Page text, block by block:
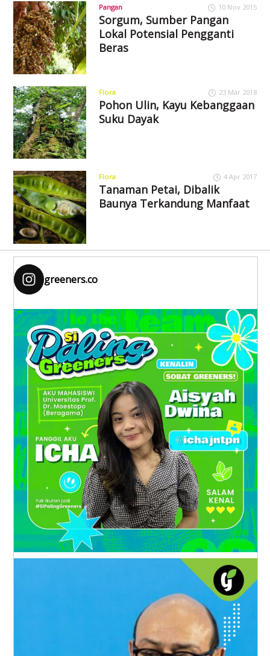
Pangan 10 Nov 2015
Sorgum, Sumber Pangan
Lokal Potensial Pengganti
Beras
Flora 23 Mar 2018
Pohon Ulin, Kayu Kebanggaan
Suku Dayak
Flora 4 Apr 2017
Tanaman Petai, Dibalik
Baunya Terkandung Manfaat
greeners.co